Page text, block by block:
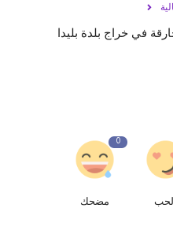
في خراج بلدة بليدا
0
مضحك